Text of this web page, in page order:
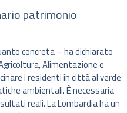
patrimonio
concreta – ha dichiarato
Alimentazione e
i residenti in città al verde
ambientali. È necessaria
reali. La Lombardia ha un